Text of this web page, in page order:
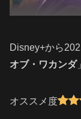
Disney+から
オブ・ワカンダ
オススメ度